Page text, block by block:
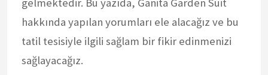
hakkında yapılan yorumları ele alacağız ve bu
tatil tesisiyle ilgili sağlam bir fikir edinmenizi
sağlayacağız.